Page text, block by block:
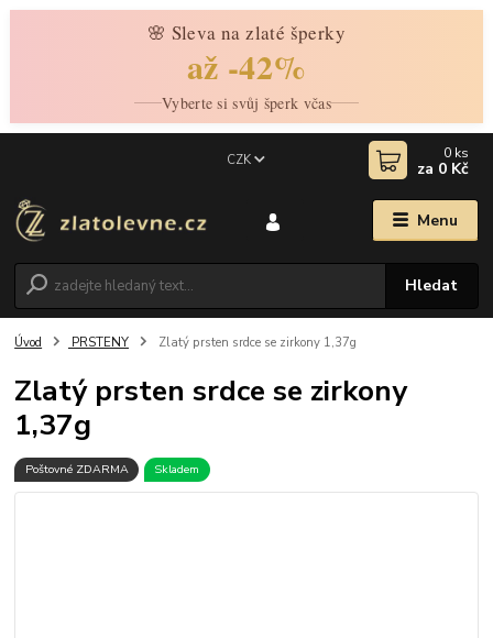
🌸 Sleva na zlaté šperky
až -42%
Vyberte si svůj šperk včas
Menu
CZK
Hledat
0 ks
za 0 Kč
Úvod PRSTENY Zlatý prsten srdce se zirkony 1,37g
Zlatý prsten srdce se zirkony
1,37g
Poštovné ZDARMA Skladem